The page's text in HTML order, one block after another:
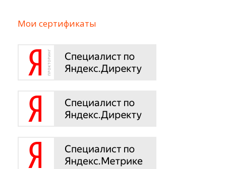
Мои сертификаты